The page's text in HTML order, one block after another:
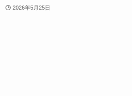
2026年5月25日